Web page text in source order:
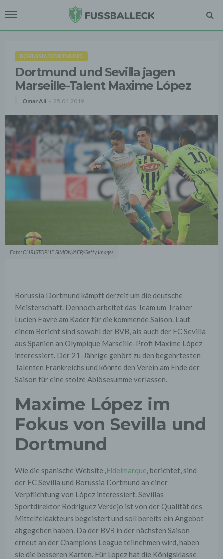
BORUSSIA DORTMUND
Dortmund und Sevilla jagen
Marseille-Talent Maxime López
Omar Ali 25.04.2019
Foto: CHRISTOPHE SIMON/AFP/Getty Images
Borussia Dortmund kämpft derzeit um die deutsche
Meisterschaft. Dennoch arbeitet das Team um Trainer
Lucien Favre am Kader für die kommende Saison. Laut
einem Bericht sind sowohl der BVB, als auch der FC Sevilla
aus Spanien an Olympique Marseille-Profi Maxime López
interessiert. Der 21-Jährige gehört zu den begehrtesten
Talenten Frankreichs und könnte den Verein am Ende der
Saison für eine stolze Ablösesumme verlassen.
Maxime López im
Fokus von Sevilla und
Dortmund
Wie die spanische Website ‚Eldelmarque‚ berichtet, sind
der FC Sevilla und Borussia Dortmund an einer
Verpflichtung von López interessiert. Sevillas
Sportdirektor Rodríguez Verdejo ist von der Qualität des
Mittelfeldakteurs begeistert und soll bereits ein Angebot
abgegeben haben. Da der BVB in der nächsten Saison
erneut an der Champions League teilnehmen wird, haben
sie die besseren Karten. Für Lopez hat die Königsklasse